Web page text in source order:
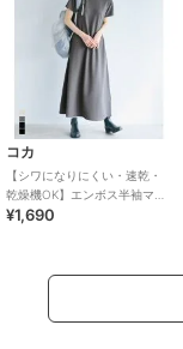
コカ
【シワになりにくい・速乾・
乾燥機OK】エンボス半袖マキ
シワンピース 全4色
¥1,690